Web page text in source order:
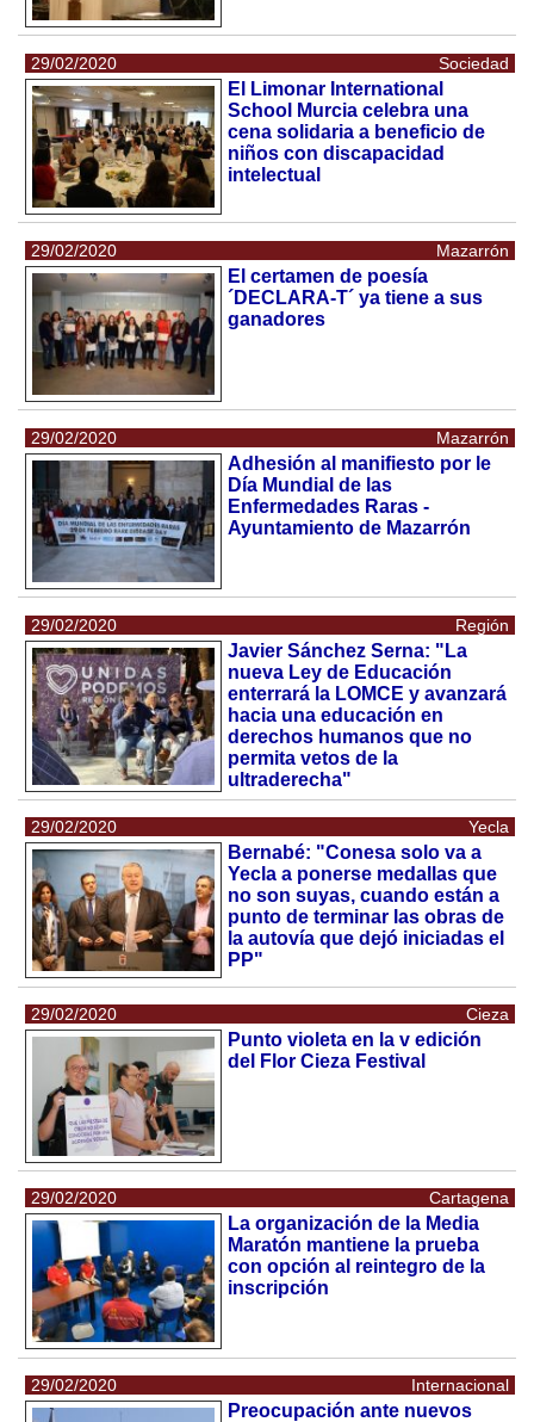
29/02/2020 Sociedad
El Limonar International
School Murcia celebra una
cena solidaria a beneficio de
niños con discapacidad
intelectual
29/02/2020 Mazarrón
El certamen de poesía
´DECLARA-T´ ya tiene a sus
ganadores
29/02/2020 Mazarrón
Adhesión al manifiesto por le
Día Mundial de las
Enfermedades Raras -
Ayuntamiento de Mazarrón
29/02/2020 Región
Javier Sánchez Serna: "La
nueva Ley de Educación
enterrará la LOMCE y avanzará
hacia una educación en
derechos humanos que no
permita vetos de la
ultraderecha"
29/02/2020 Yecla
Bernabé: "Conesa solo va a
Yecla a ponerse medallas que
no son suyas, cuando están a
punto de terminar las obras de
la autovía que dejó iniciadas el
PP"
29/02/2020 Cieza
Punto violeta en la v edición
del Flor Cieza Festival
29/02/2020 Cartagena
La organización de la Media
Maratón mantiene la prueba
con opción al reintegro de la
inscripción
29/02/2020 Internacional
Preocupación ante nuevos